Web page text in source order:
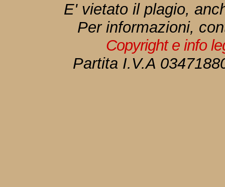
E' vietato il plagio,
Per informazioni,
Copyright e info
Partita I.V.A